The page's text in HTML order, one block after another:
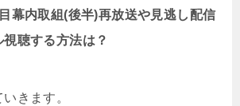
幕内取組(後半)再放送や見逃し配信
聴する方法は？
きます。